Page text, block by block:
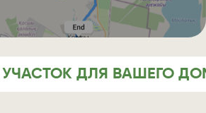
УЧАСТОК ДЛЯ ВАШЕГО